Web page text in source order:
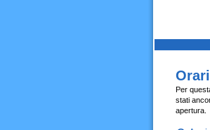
Per
stati
apertura.